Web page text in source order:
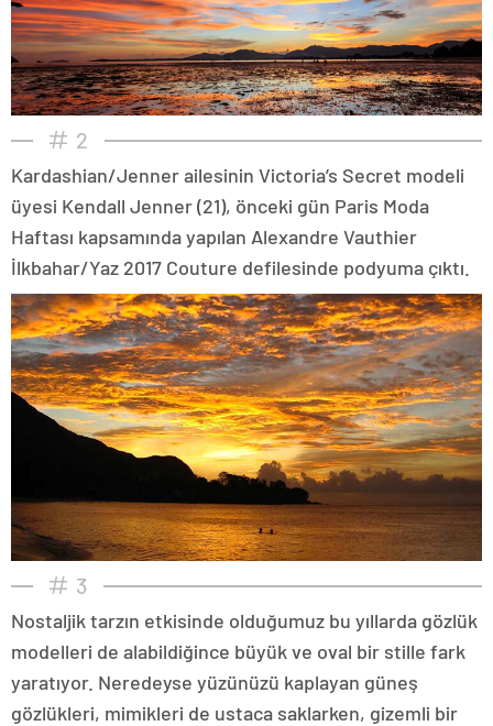
2
Kardashian/Jenner ailesinin Victoria’s Secret modeli
üyesi Kendall Jenner (21), önceki gün Paris Moda
Haftası kapsamında yapılan Alexandre Vauthier
İlkbahar/Yaz 2017 Couture defilesinde podyuma çıktı.
3
Nostaljik tarzın etkisinde olduğumuz bu yıllarda gözlük
modelleri de alabildiğince büyük ve oval bir stille fark
yaratıyor. Neredeyse yüzünüzü kaplayan güneş
gözlükleri, mimikleri de ustaca saklarken, gizemli bir